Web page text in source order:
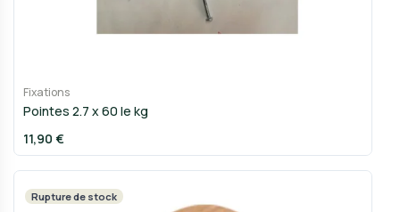
Fixations
Pointes 2.7 x 60 le kg
11,90 €
Rupture de stock